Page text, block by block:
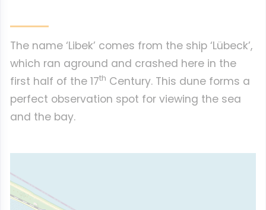
The name ‘Libek’ comes from the ship ‘Lübeck’,
which ran aground and crashed here in the
first half of the 17th Century. This dune forms a
perfect observation spot for viewing the sea
and the bay.